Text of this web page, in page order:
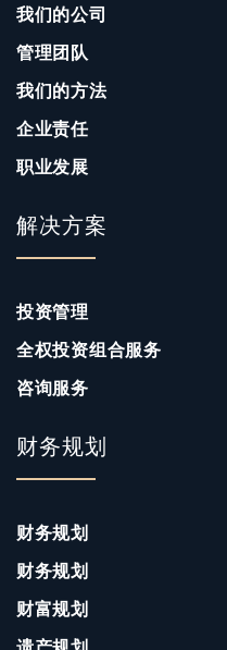
我们的公司
管理团队
我们的方法
企业责任
职业发展
解决方案
投资管理
全权投资组合服务
咨询服务
财务规划
财务规划
财务规划
财富规划